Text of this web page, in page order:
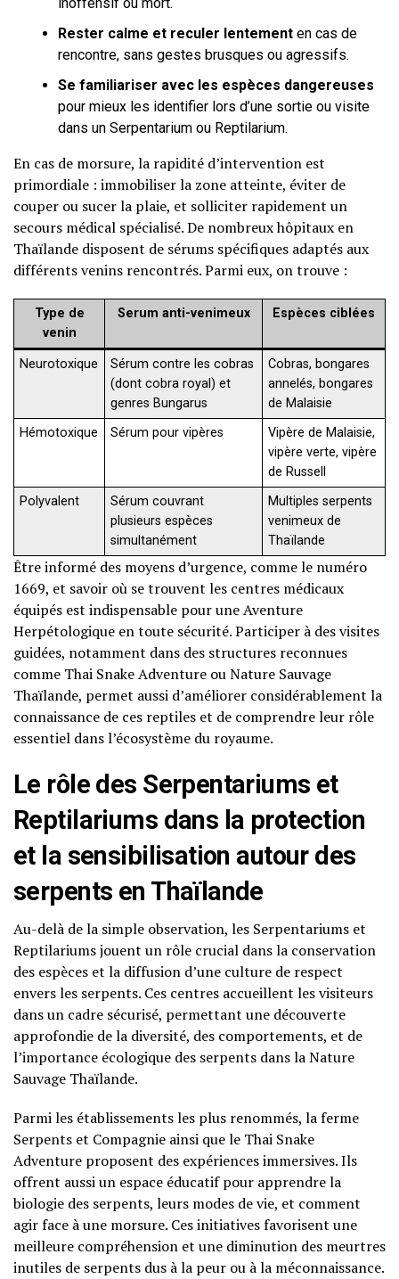
Rester calme et reculer lentement en cas de
rencontre, sans gestes brusques ou agressifs.
Se familiariser avec les espèces dangereuses
pour mieux les identifier lors d’une sortie ou visite
dans un Serpentarium ou Reptilarium.
En cas de morsure, la rapidité d’intervention est
primordiale : immobiliser la zone atteinte, éviter de
couper ou sucer la plaie, et solliciter rapidement un
secours médical spécialisé. De nombreux hôpitaux en
Thaïlande disposent de sérums spécifiques adaptés aux
différents venins rencontrés. Parmi eux, on trouve :
Type de
venin
Serum anti-venimeux Espèces ciblées
Neurotoxique
Sérum contre les cobras
(dont cobra royal) et
genres Bungarus
Cobras, bongares
annelés, bongares
de Malaisie
Hémotoxique
Sérum pour vipères
Vipère de Malaisie,
vipère verte, vipère
de Russell
Polyvalent
Sérum couvrant
plusieurs espèces
simultanément
Multiples serpents
venimeux de
Thaïlande
Être informé des moyens d’urgence, comme le numéro
1669, et savoir où se trouvent les centres médicaux
équipés est indispensable pour une Aventure
Herpétologique en toute sécurité. Participer à des visites
guidées, notamment dans des structures reconnues
comme Thai Snake Adventure ou Nature Sauvage
Thaïlande, permet aussi d’améliorer considérablement la
connaissance de ces reptiles et de comprendre leur rôle
essentiel dans l’écosystème du royaume.
Le rôle des Serpentariums et
Reptilariums dans la protection
et la sensibilisation autour des
serpents en Thaïlande
Au-delà de la simple observation, les Serpentariums et
Reptilariums jouent un rôle crucial dans la conservation
des espèces et la diffusion d’une culture de respect
envers les serpents. Ces centres accueillent les visiteurs
dans un cadre sécurisé, permettant une découverte
approfondie de la diversité, des comportements, et de
l’importance écologique des serpents dans la Nature
Sauvage Thaïlande.
Parmi les établissements les plus renommés, la ferme
Serpents et Compagnie ainsi que le Thai Snake
Adventure proposent des expériences immersives. Ils
offrent aussi un espace éducatif pour apprendre la
biologie des serpents, leurs modes de vie, et comment
agir face à une morsure. Ces initiatives favorisent une
meilleure compréhension et une diminution des meurtres
inutiles de serpents dus à la peur ou à la méconnaissance.